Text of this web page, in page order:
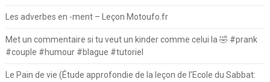
Les adverbes en -ment – Leçon Motoufo.fr
Met un commentaire si tu veut un kinder comme celui la 🤣 #prank
#couple #humour #blague #tutoriel
Le Pain de vie (Étude approfondie de la leçon de l’Ecole du Sabbat: